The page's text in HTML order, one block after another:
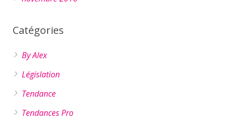
Catégories
By Alex
Législation
Tendance
Tendances Pro